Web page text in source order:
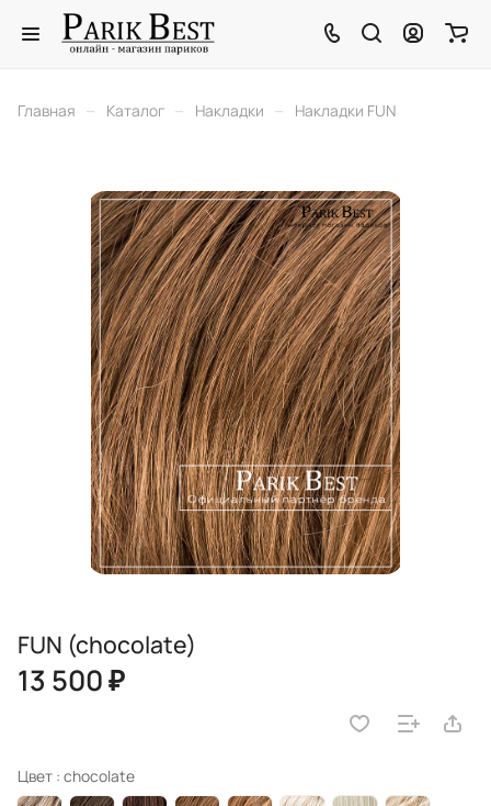
Главная – Каталог – Накладки – Накладки FUN
FUN (chocolate)
13 500 ₽
Цвет : chocolate